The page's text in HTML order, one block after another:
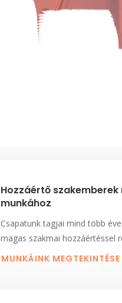
Hozzáértő szakemberek
munkához
Csapatunk tagjai mind több
magas szakmai hozzáértéssel
MUNKÁINK MEGTEKINTÉSE